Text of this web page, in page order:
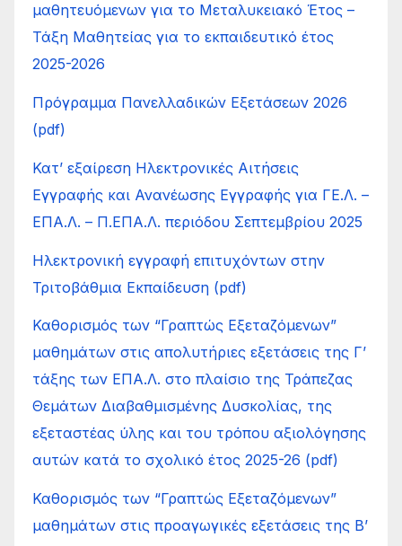
μαθητευόμενων για το Μεταλυκειακό Έτος –
Τάξη Μαθητείας για το εκπαιδευτικό έτος
2025-2026
Πρόγραμμα Πανελλαδικών Εξετάσεων 2026
(pdf)
Κατ’ εξαίρεση Ηλεκτρονικές Αιτήσεις
Εγγραφής και Ανανέωσης Εγγραφής για ΓΕ.Λ. –
ΕΠΑ.Λ. – Π.ΕΠΑ.Λ. περιόδου Σεπτεμβρίου 2025
Ηλεκτρονική εγγραφή επιτυχόντων στην
Τριτοβάθμια Εκπαίδευση (pdf)
Καθορισμός των “Γραπτώς Εξεταζόμενων”
μαθημάτων στις απολυτήριες εξετάσεις της Γ’
τάξης των ΕΠΑ.Λ. στο πλαίσιο της Τράπεζας
Θεμάτων Διαβαθμισμένης Δυσκολίας, της
εξεταστέας ύλης και του τρόπου αξιολόγησης
αυτών κατά το σχολικό έτος 2025-26 (pdf)
Καθορισμός των “Γραπτώς Εξεταζόμενων”
μαθημάτων στις προαγωγικές εξετάσεις της Β’